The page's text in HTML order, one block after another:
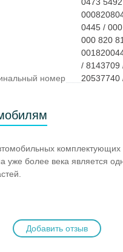
номер
0445 /
000 820
/ 8143709
20537740
более века является
Добавить отзыв